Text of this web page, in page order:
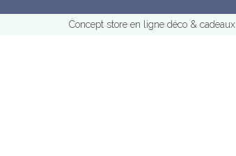
Concept store en ligne déco & cadeaux